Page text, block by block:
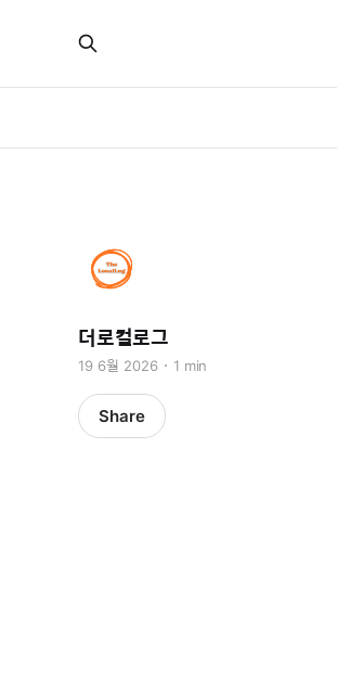
더로컬로그
19 6월 2026 1 min
Share